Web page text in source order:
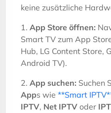
keine zusätzliche
1. App Store öffnen:
Smart TV zum App
Hub, LG Content Store,
Android TV).
2. App suchen: Suchen
Apps wie **Smart
IPTV, Net IPTV oder